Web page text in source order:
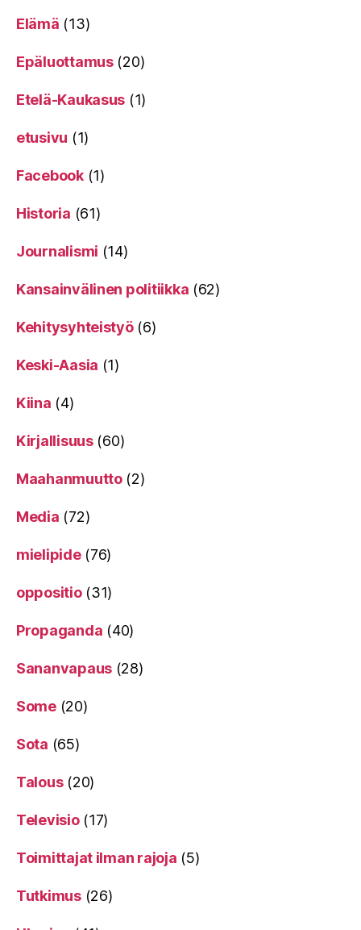
Elämä (13)
Epäluottamus(20)
Etelä-Kaukasus (1)
etusivu (1)
Facebook(1)
Historia (61)
Journalismi (14)
Kansainvälinen politiikka (62)
Kehitysyhteistyö(6)
Keski-Aasia (1)
Kiina (4)
Kirjallisuus(60)
Maahanmuutto(2)
Media (72)
mielipide(76)
oppositio(31)
Propaganda (40)
Sananvapaus (28)
Some(20)
Sota (65)
Talous(20)
Televisio(17)
Toimittajat ilman rajoja (5)
Tutkimus(26)